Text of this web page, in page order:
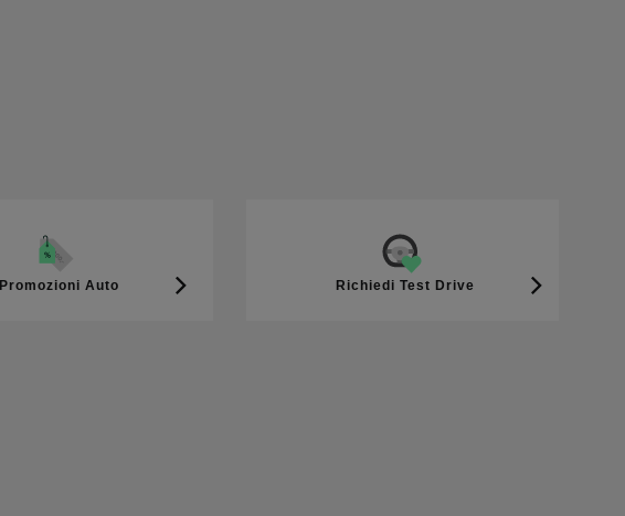
Promozioni Auto Richiedi Test Drive